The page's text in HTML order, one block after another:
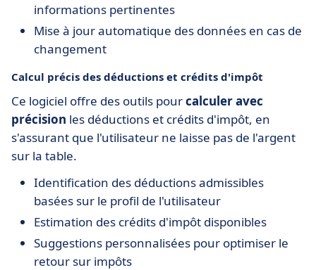
informations pertinentes
Mise à jour automatique des données en cas de
changement
Calcul précis des déductions et crédits d'impôt
Ce logiciel offre des outils pourcalculer avec
précision les déductions et crédits d'impôt, en
s'assurant que l'utilisateur ne laisse pas de l'argent
sur la table.
Identification des déductions admissibles
basées sur le profil de l'utilisateur
Estimation des crédits d'impôt disponibles
Suggestions personnalisées pour optimiser le
retour sur impôts